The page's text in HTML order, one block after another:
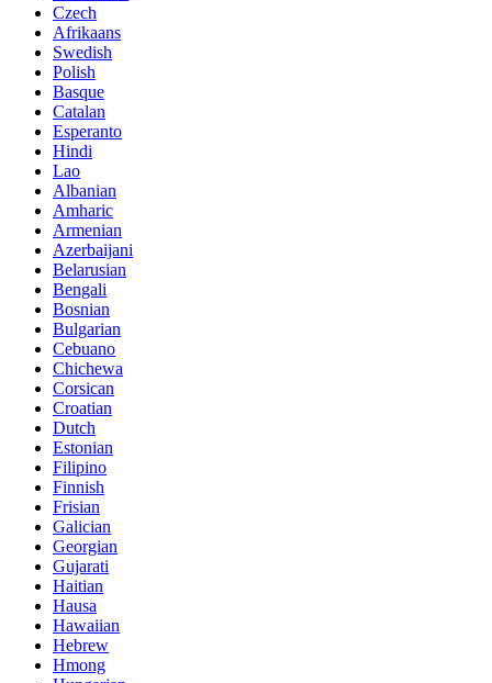
Czech
Afrikaans
Swedish
Polish
Basque
Catalan
Esperanto
Hindi
Lao
Albanian
Amharic
Armenian
Azerbaijani
Belarusian
Bengali
Bosnian
Bulgarian
Cebuano
Chichewa
Corsican
Croatian
Dutch
Estonian
Filipino
Finnish
Frisian
Galician
Georgian
Gujarati
Haitian
Hausa
Hawaiian
Hebrew
Hmong